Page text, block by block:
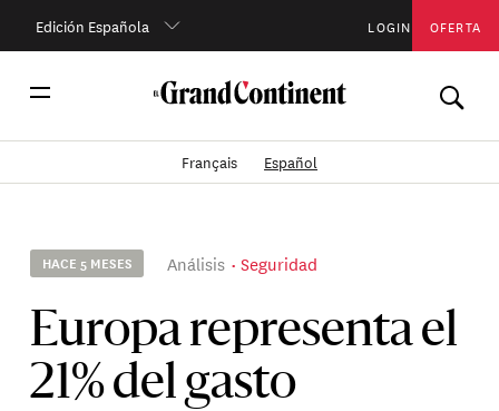
Edición Española LOGIN OFERTA
Français Español
HACE 5 MESES Análisis Seguridad
Europa representa el
21% del gasto